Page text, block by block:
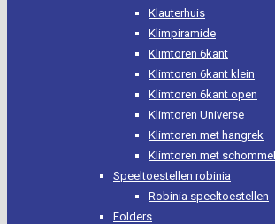
Klauterhuis
Klimpiramide
Klimtoren 6kant
Klimtoren 6kant klein
Klimtoren 6kant open
Klimtoren Universe
Klimtoren met hangrek
Klimtoren met schommel
Speeltoestellen robinia
Robinia speeltoestellen
Folders